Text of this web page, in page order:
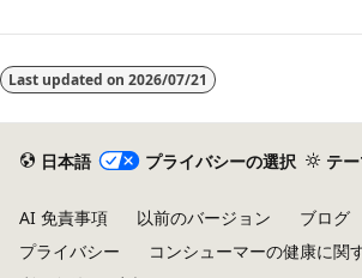
Last updated on 2026/07/21
日本語 プライバシーの選択 テ
AI 免責事項 以前のバージョン ブログ
プライバシー
コンシューマーの健康に関